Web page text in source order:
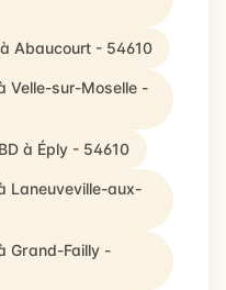
Abaucourt - 54610
Velle-sur-Moselle -
à Éply - 54610
Laneuveville-aux-
Grand-Failly -